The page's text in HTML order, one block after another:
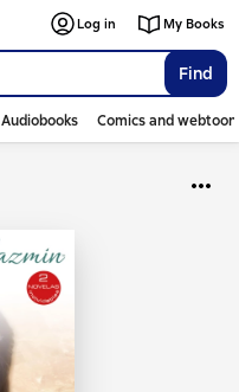
Find
Log in My Books
Audiobooks Comics and